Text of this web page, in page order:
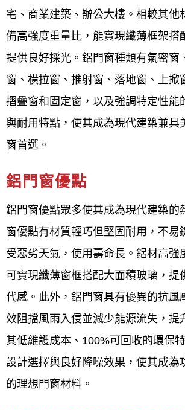
園鋁材行,桃園大園鋁門窗材料批發,
園,桃園大園修理鋁門窗價格,桃園大
理,桃園大園鋁門窗滑輪更換,桃園大
桃園大園修理紗窗,桃園大園換紗窗價
修理價格,桃園大園紗窗更換價格,桃
換價格
想尋找最高評分的桃園大
廠商嗎？桃園大園鋁門窗
商：
鋁門窗工程宅急便是一家提供桃園大
外門窗設計、製造與施工服務的專業
務對象包括設計師與一般家庭客戶，
質要求、細緻的施工前溝通、完善的
廠自營才能提供平實合理的價格。 服
氣密窗、格子窗、採光罩、淋浴拉門
產品，並以「品質第一、顧客至上、
營理念，致力於提升客戶的居住品質
宅、商業建築、辦公大樓。相較其他
備高強度重量比，能實現纖薄框架搭
提供良好採光。鋁門窗種類有氣密窗
窗、橫拉窗、推射窗、落地窗、上掀
摺疊窗和固定窗，以及強調特定性能
與耐用特點，使其成為現代建築兼具
窗首選。
鋁門窗優點
鋁門窗優點眾多使其成為現代建築的
窗優點有材質輕巧但堅固耐用，不易
受惡劣天氣，使用壽命長。鋁材高強
可實現纖薄窗框搭配大面積玻璃，提
代感。此外，鋁門窗具有優異的抗風
效阻擋風雨入侵並減少能源流失，提
其低維護成本、100%可回收的環保
設計選擇與良好降噪效果，使其成為
的理想門窗材料。